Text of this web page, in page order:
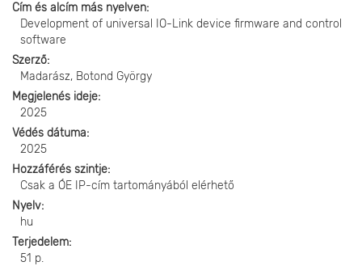
Cím és alcím más nyelven
Development of universal IO-Link device firmware and control
software
Szerző
Madarász, Botond György
Megjelenés ideje
2025
Védés dátuma
2025
Hozzáférés szintje
Csak a ÓE IP-cím tartományából elérhető
Nyelv
hu
Terjedelem
51 p.